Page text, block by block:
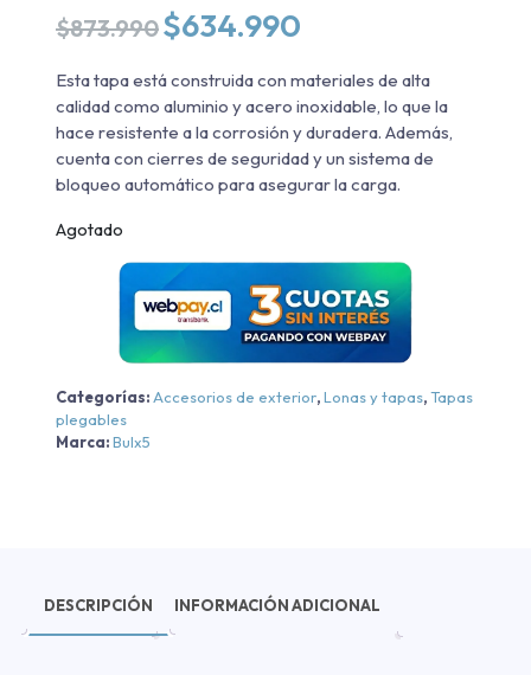
$873.990 El
precio
original
era:
$873.990.
$634.990
actual
es:
$634.990.
Esta tapa está construida con materiales de alta
calidad como aluminio y acero inoxidable, lo que la
hace resistente a la corrosión y duradera. Además,
cuenta con cierres de seguridad y un sistema de
bloqueo automático para asegurar la carga.
Agotado
Categorías:Accesorios de exterior,Lonas y tapas,Tapas
plegables
Marca:Bulx5
DESCRIPCIÓN INFORMACIÓN ADICIONAL